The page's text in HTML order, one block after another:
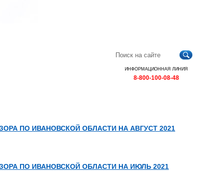
сайта
RSS
ИНФОРМАЦИОННАЯ ЛИНИЯ
8-800-100-08-48
ПО ИВАНОВСКОЙ ОБЛАСТИ НА АВГУСТ 2021
ПО ИВАНОВСКОЙ ОБЛАСТИ НА ИЮЛЬ 2021